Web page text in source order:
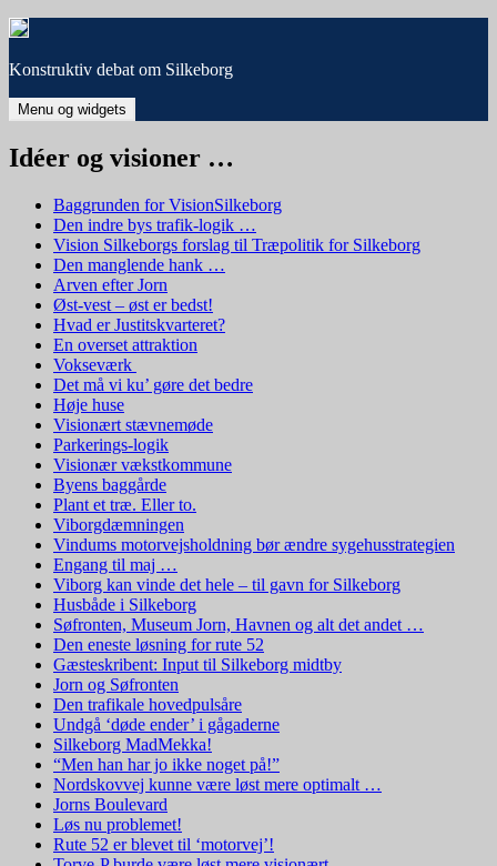
Hop
indhold
Konstruktiv debat om Silkeborg
Menu og widgets
Idéer og visioner …
Baggrunden for VisionSilkeborg
Den indre bys trafik-logik …
Vision Silkeborgs forslag til Træpolitik for Silkeborg
Den manglende hank …
Arven efter Jorn
Øst-vest – øst er bedst!
Hvad er Justitskvarteret?
En overset attraktion
Vokseværk
Det må vi ku’ gøre det bedre
Høje huse
Visionært stævnemøde
Parkerings-logik
Visionær vækstkommune
Byens baggårde
Plant et træ. Eller to.
Viborgdæmningen
Vindums motorvejsholdning bør ændre sygehusstrategien
Engang til maj …
Viborg kan vinde det hele – til gavn for Silkeborg
Husbåde i Silkeborg
Søfronten, Museum Jorn, Havnen og alt det andet …
Den eneste løsning for rute 52
Gæsteskribent: Input til Silkeborg midtby
Jorn og Søfronten
Den trafikale hovedpulsåre
Undgå ‘døde ender’ i gågaderne
Silkeborg MadMekka!
“Men han har jo ikke noget på!”
Nordskovvej kunne være løst mere optimalt …
Jorns Boulevard
Løs nu problemet!
Rute 52 er blevet til ‘motorvej’!